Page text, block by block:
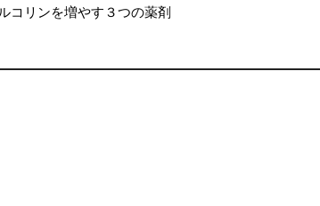
コリンを増やす３つの薬剤